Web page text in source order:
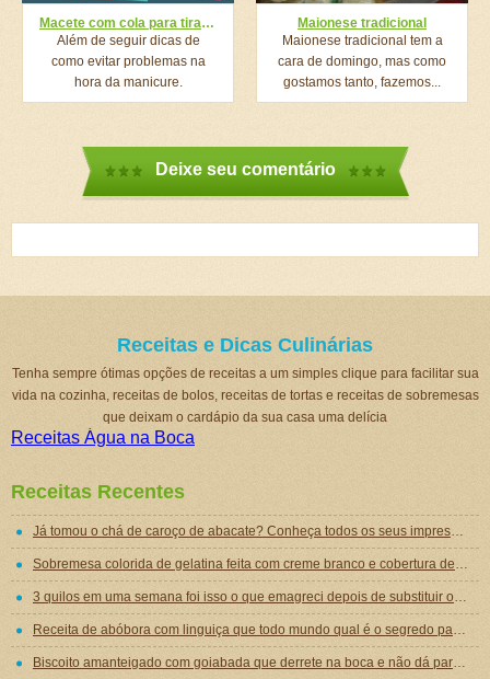
Macete com cola para tirar esmalte do canto das unhas em tempo recorde
Além de seguir dicas de
como evitar problemas na
hora da manicure.
Maionese tradicional
Maionese tradicional tem a
cara de domingo, mas como
gostamos tanto, fazemos...
Deixe seu comentário
Receitas e Dicas Culinárias
Tenha sempre ótimas opções de receitas a um simples clique para facilitar sua
vida na cozinha, receitas de bolos, receitas de tortas e receitas de sobremesas
que deixam o cardápio da sua casa uma delícia
Receitas Água na Boca
Receitas Recentes
Já tomou o chá de caroço de abacate? Conheça todos os seus impressionantes benefícios!
Sobremesa colorida de gelatina feita com creme branco e cobertura de mousse de gelatina
3 quilos em uma semana foi isso o que emagreci depois de substituir o jantar por essa sopa emagrecedora
Receita de abóbora com linguiça que todo mundo qual é o segredo para ficar tão gostosa
Biscoito amanteigado com goiabada que derrete na boca e não dá para comer um só